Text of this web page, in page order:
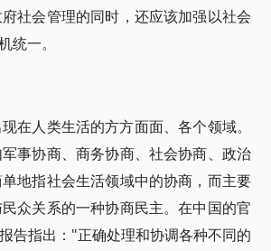
社会管理的同时，还应该加强以社会
一。
在人类生活的方方面面、各个领域。
事协商、商务协商、社会协商、政治
地指社会生活领域中的协商，而主要
众关系的一种协商民主。在中国的官
告指出："正确处理和协调各种不同的